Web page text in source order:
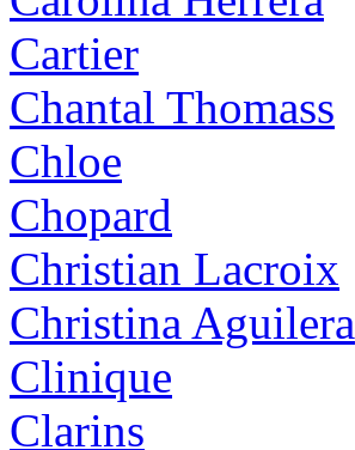
Cartier
Chantal Thomass
Chloe
Chopard
Christian Lacroix
Christina Aguilera
Clinique
Clarins